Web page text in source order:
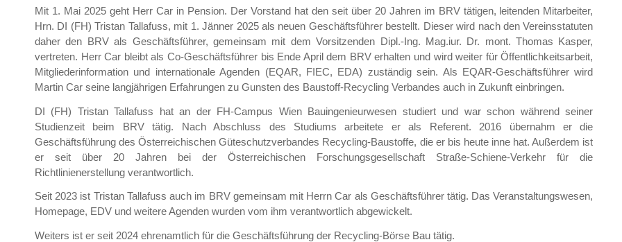
Mit 1. Mai 2025 geht Herr Car in Pension. Der Vorstand hat den seit über 20 Jahren im BRV tätigen, leitenden Mitarbeiter,
Hrn. DI (FH) Tristan Tallafuss, mit 1. Jänner 2025 als neuen Geschäftsführer bestellt. Dieser wird nach den Vereinsstatuten
daher den BRV als Geschäftsführer, gemeinsam mit dem Vorsitzenden Dipl.-Ing. Mag.iur. Dr. mont. Thomas Kasper,
vertreten. Herr Car bleibt als Co-Geschäftsführer bis Ende April dem BRV erhalten und wird weiter für Öffentlichkeitsarbeit,
Mitgliederinformation und internationale Agenden (EQAR, FIEC, EDA) zuständig sein. Als EQAR-Geschäftsführer wird
Martin Car seine langjährigen Erfahrungen zu Gunsten des Baustoff-Recycling Verbandes auch in Zukunft einbringen.
DI (FH) Tristan Tallafuss hat an der FH-Campus Wien Bauingenieurwesen studiert und war schon während seiner
Studienzeit beim BRV tätig. Nach Abschluss des Studiums arbeitete er als Referent. 2016 übernahm er die
Geschäftsführung des Österreichischen Güteschutzverbandes Recycling-Baustoffe, die er bis heute inne hat. Außerdem ist
er seit über 20 Jahren bei der Österreichischen Forschungsgesellschaft Straße-Schiene-Verkehr für die
Richtlinienerstellung verantwortlich.
Seit 2023 ist Tristan Tallafuss auch im BRV gemeinsam mit Herrn Car als Geschäftsführer tätig. Das Veranstaltungswesen,
Homepage, EDV und weitere Agenden wurden vom ihm verantwortlich abgewickelt.
Weiters ist er seit 2024 ehrenamtlich für die Geschäftsführung der Recycling-Börse Bau tätig.